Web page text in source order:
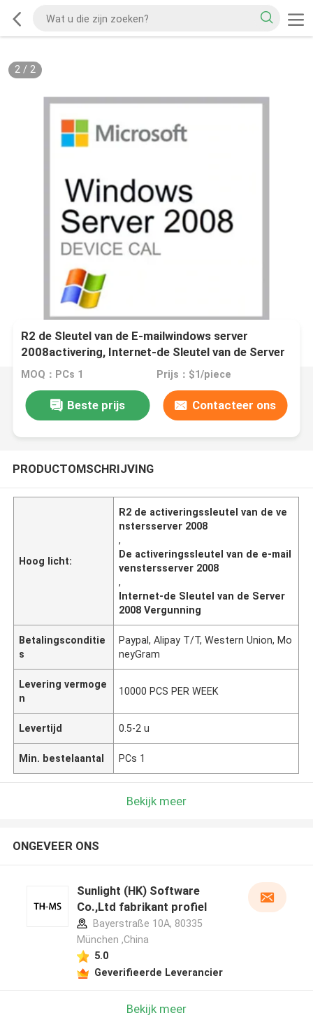
2/ 2
R2 de Sleutel van de E-mailwindows server
2008activering, Internet-de Sleutel van de Server
2008 Vergunning
MOQ：PCs 1 Prijs：$1/piece
Beste prijs Contacteer ons
PRODUCTOMSCHRIJVING
Hoog licht:
R2 de activeringssleutel van de ve
nstersserver 2008
,
De activeringssleutel van de e-mail
venstersserver 2008
,
Internet-de Sleutel van de Server
2008 Vergunning
Betalingsconditie
s
Paypal, Alipay T/T, Western Union, Mo
neyGram
Levering vermoge
n
10000 PCS PER WEEK
Levertijd 0.5-2 u
Min. bestelaantal PCs 1
Bekijk meer
ONGEVEER ONS
Sunlight (HK) Software
Co.,Ltd fabrikant profiel
Bayerstraße 10A, 80335
München ,China
5.0
Geverifieerde Leverancier
Bekijk meer